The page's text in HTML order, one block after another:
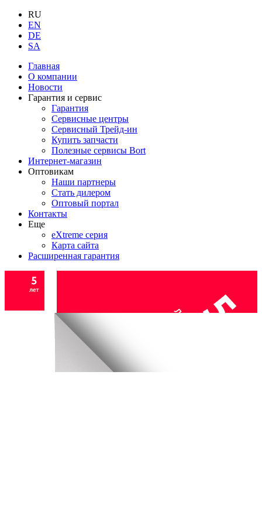
RU
EN
DE
SA
Главная
О компании
Новости
Гарантия и сервис
Гарантия
Сервисные центры
Сервисный Трейд-ин
Купить запчасти
Полезные сервисы Bort
Интернет-магазин
Оптовикам
Наши партнеры
Стать дилером
Оптовый портал
Контакты
Еще
eXtreme серия
Карта сайта
Расширенная гарантия